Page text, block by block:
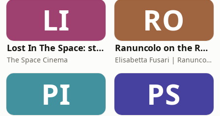
LI
Lost In The Space: storie di cinema
The Space Cinema
RO
Ranuncolo on the Road
Elisabetta Fusari | Ranuncolo Libri
PI PS